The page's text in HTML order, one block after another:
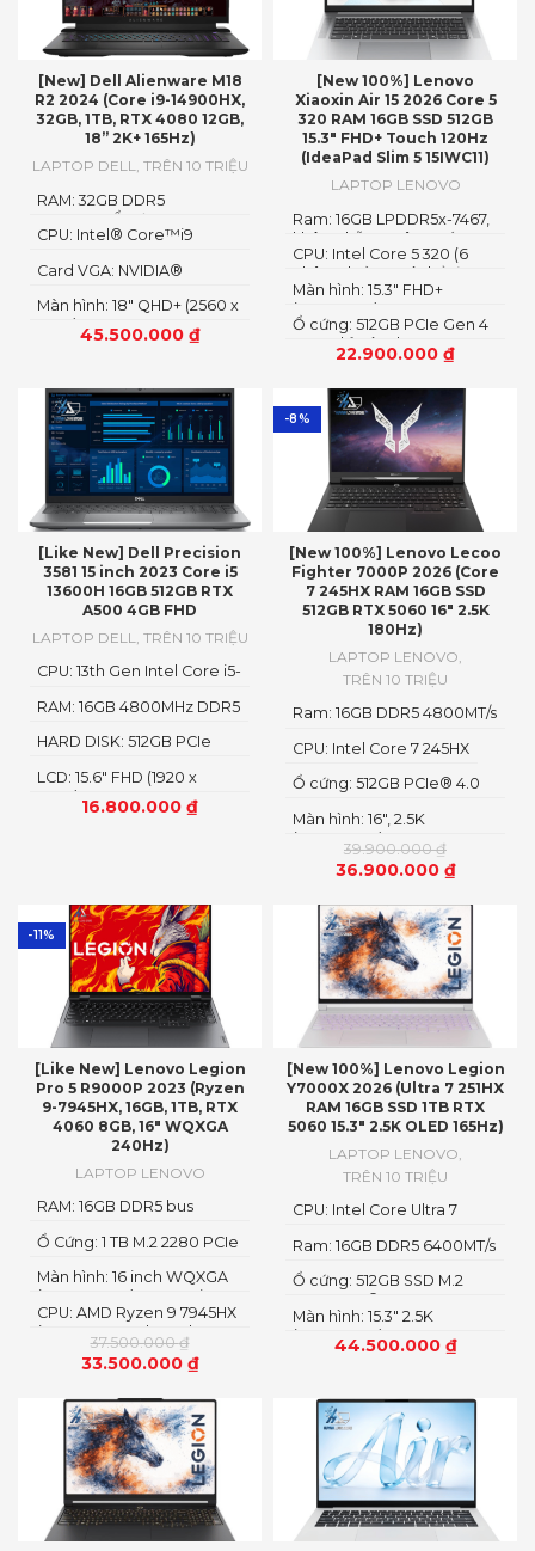
[New] Dell Alienware M18
R2 2024 (Core i9-14900HX,
32GB, 1TB, RTX 4080 12GB,
18” 2K+ 165Hz)
LAPTOP DELL, TRÊN 10 TRIỆU
45.500.000 ₫
Màn hình: 18" QHD+ (2560 x
1600)
Card VGA: NVIDIA®
GDDR6
CPU: Intel® Core™i9
RAM: 32GB DDR5
4800MHzỔ cứng1TB PCIe
Gen4 M.2 SSD
[New 100%] Lenovo
Xiaoxin Air 15 2026 Core 5
320 RAM 16GB SSD 512GB
15.3″ FHD+ Touch 120Hz
(IdeaPad Slim 5 15IWC11)
LAPTOP LENOVO
22.900.000 ₫
Ổ cứng: 512GB PCIe Gen 4
SSD, chỉ có 1 slot SSD,
nâng cấp theo dạng thay
Màn hình: 15.3″ FHD+
(1920x1200) IPS
CPU: Intel Core 5 320 (6
nhân 6 luồng, có thể đạt
tới 4.6GHz)
Ram: 16GB LPDDR5x-7467,
không hỗ trợ nâng cấp
[Like New] Dell Precision
3581 15 inch 2023 Core i5
13600H 16GB 512GB RTX
A500 4GB FHD
LAPTOP DELL, TRÊN 10 TRIỆU
16.800.000 ₫
LCD: 15.6" FHD (1920 x
1080)
HARD DISK: 512GB PCIe
RAM: 16GB 4800MHz DDR5
CPU: 13th Gen Intel Core i5-
-8%
[New 100%] Lenovo Lecoo
Fighter 7000P 2026 (Core
7 245HX RAM 16GB SSD
512GB RTX 5060 16″ 2.5K
180Hz)
LAPTOP LENOVO,
TRÊN 10 TRIỆU
39.900.000₫
36.900.000 ₫
Màn hình: 16″, 2.5K
(2560x1600) IPS, LED
Ổ cứng: 512GB PCIe® 4.0
CPU: Intel Core 7 245HX
Ram: 16GB DDR5 4800MT/s
-11%
[Like New] Lenovo Legion
Pro 5 R9000P 2023 (Ryzen
9-7945HX, 16GB, 1TB, RTX
4060 8GB, 16″ WQXGA
240Hz)
LAPTOP LENOVO
37.500.000₫
33.500.000 ₫
CPU: AMD Ryzen 9 7945HX
(16 cores x 32 threads, 2.5
up to 5.4GHz, 64MB
Cache)
Màn hình: 16 inch WQXGA
(2560 x 1600), IPS, Anti-
Glare, Non-Touch,
100%sRGB, 300 nits, 240Hz,
LED Backlight, Narrow
Bezel, Low Blue Light
Ổ Cứng: 1 TB M.2 2280 PCIe
RAM: 16GB DDR5 bus
[New 100%] Lenovo Legion
Y7000X 2026 (Ultra 7 251HX
RAM 16GB SSD 1TB RTX
5060 15.3″ 2.5K OLED 165Hz)
LAPTOP LENOVO
TRÊN 10 TRIỆU
44.500.000 ₫
Màn hình: 15.3" 2.5K
(2560x1600) OLED
Ổ cứng: 512GB SSD M.2
2242 PCIe® 4.0×4 NVMe
Ram: 16GB DDR5 6400MT/s
CPU: Intel Core Ultra 7